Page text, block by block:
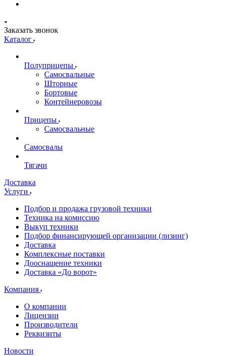
Заказать звонок
Каталог
Полуприцепы
Самосвальные
Шторные
Бортовые
Контейнеровозы
Прицепы
Самосвальные
Самосвалы
Тягачи
Доставка
Услуги
Подбор и продажа грузовой техники
Техника на комиссию
Выкуп техники
Подбор финансирующей организации (лизинг)
Доставка
Комплексные поставки
Дооснащение техники
Доставка «До ворот»
Компания
О компании
Лицензии
Производители
Реквизиты
Новости